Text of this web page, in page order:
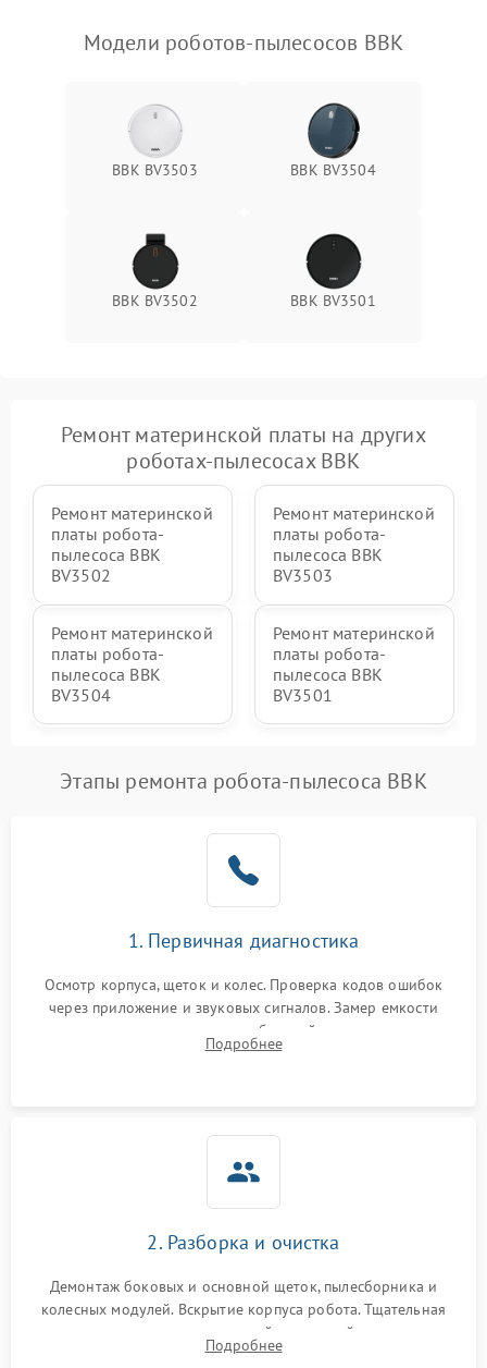
Модели роботов-пылесосов BBK
BBK BV3503 BBK BV3504
BBK BV3502 BBK BV3501
Ремонт материнской платы на других
роботах-пылесосах BBK
Ремонт материнской
платы робота-
пылесоса BBK
BV3502
Ремонт материнской
платы робота-
пылесоса BBK
BV3503
Ремонт материнской
платы робота-
пылесоса BBK
BV3504
Ремонт материнской
платы робота-
пылесоса BBK
BV3501
Этапы ремонта робота-пылесоса BBK
1. Первичная диагностика
Осмотр корпуса, щеток и колес. Проверка кодов ошибок
через приложение и звуковых сигналов. Замер емкости
аккумулятора и тестирование базовой станции зарядки.
Оценка работы лидара, бампера и датчиков падения для
Подробнее
2. Разборка и очистка
Демонтаж боковых и основной щеток, пылесборника и
колесных модулей. Вскрытие корпуса робота. Тщательная
очистка внутренних полостей, шестерней и плат от
скопившейся пыли, волос и шерсти животных с
Подробнее